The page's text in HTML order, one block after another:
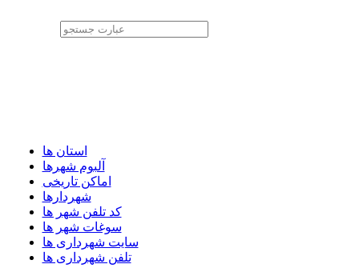
استان ها
آلبوم شهرها
اماکن تاریخی
شهردارها
کد تلفن شهر ها
سوغات شهر ها
سایت شهرداری ها
تلفن شهرداری ها